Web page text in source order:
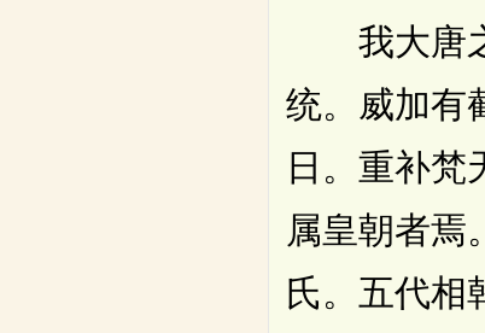
我大唐之
统。威加有
日。重补梵
属皇朝者焉
氏。五代相